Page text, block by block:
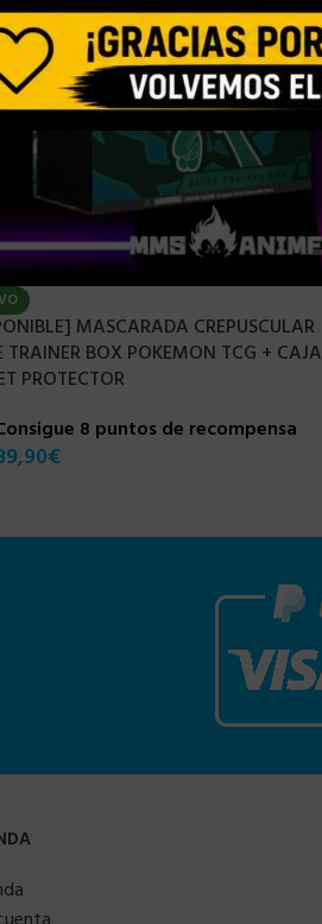
MASCARADA CREPUSCULAR
TRAINER BOX POKEMON TCG + CAJA
PROTECTOR
8 puntos de recompensa
€